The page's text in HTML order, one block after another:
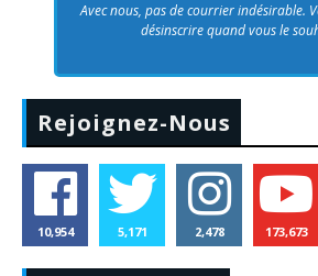
Avec nous, pas de courrier indésirable.
désinscrire quand vous le
Rejoignez-Nous
10,954 5,171 2,478 173,673